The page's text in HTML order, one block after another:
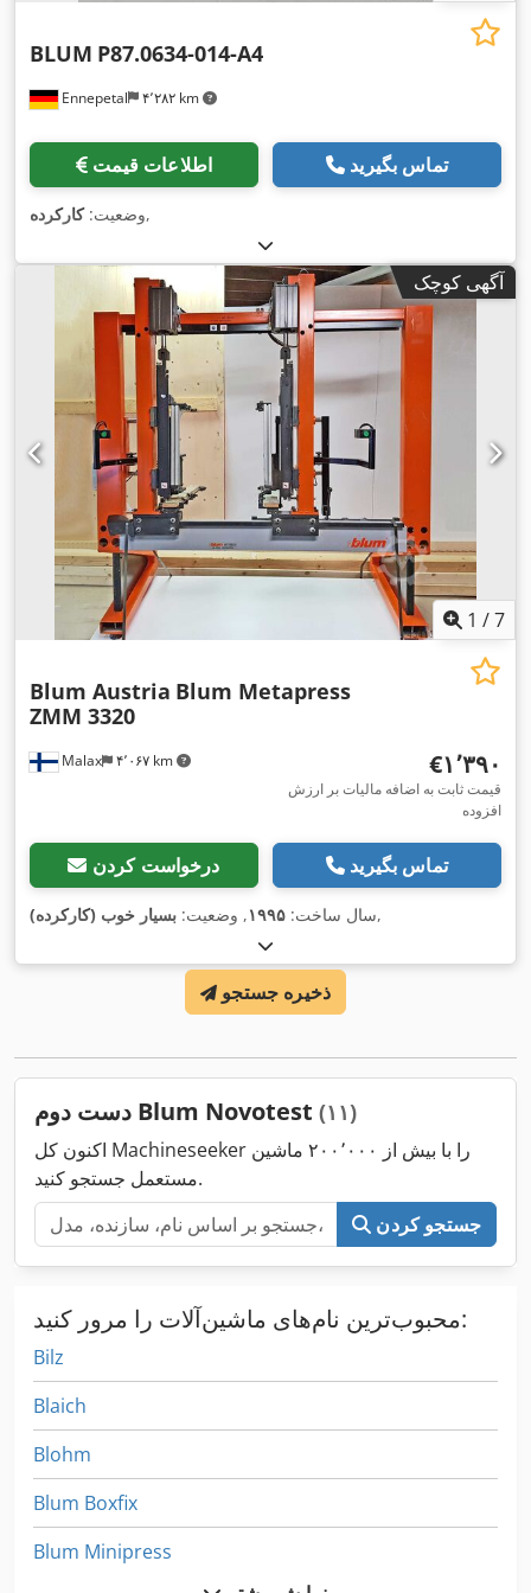
Ennepetal ۴٬۲۸۲ km
BLUM P87.0634-014-A4
اطلاعات قیمت تماس بگیرید
وضعیت:کارکرده ,
آگهی کوچک
1 /7
Malax ۴٬۰۶۷ km
Blum Austria Blum Metapress
ZMM 3320
‎€۱٬۳۹۰
قیمت ثابت به اضافه مالیات بر ارزش
افزوده
درخواست کردن تماس بگیرید
سال ساخت: ۱۹۹۵, وضعیت: بسیار خوب (کارکرده) ,
ذخیره جستجو
دست دوم Blum Novotest (۱۱)
اکنون کل Machineseeker را با بیش از ۲۰۰٬۰۰۰ ماشین
مستعمل جستجو کنید.
جستجو کردن
محبوب‌ترین نام‌های ماشین‌آلات را مرور کنید:
Bilz
Blaich
Blohm
Blum Boxfix
Blum Minipress